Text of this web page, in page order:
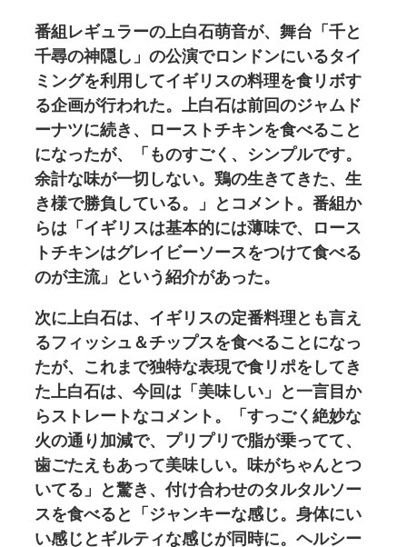
番組レギュラーの上白石萌音が、舞台「千と
千尋の神隠し」の公演でロンドンにいるタイ
ミングを利用してイギリスの料理を食リボす
る企画が行われた。上白石は前回のジャムド
ーナツに続き、ローストチキンを食べること
になったが、「ものすごく、シンプルです。
余計な味が一切しない。鶏の生きてきた、生
き様で勝負している。」とコメント。番組か
らは「イギリスは基本的には薄味で、ロース
トチキンはグレイビーソースをつけて食べる
のが主流」という紹介があった。
次に上白石は、イギリスの定番料理とも言え
るフィッシュ＆チップスを食べることになっ
たが、これまで独特な表現で食リポをしてき
た上白石は、今回は「美味しい」と一言目か
らストレートなコメント。「すっごく絶妙な
火の通り加減で、プリプリで脂が乗ってて、
歯ごたえもあって美味しい。味がちゃんとつ
いてる」と驚き、付け合わせのタルタルソー
スを食べると「ジャンキーな感じ。身体にい
い感じとギルティな感じが同時に。ヘルシー